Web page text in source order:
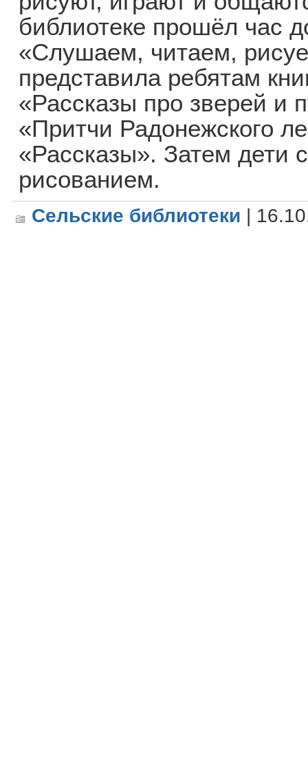
библиотеке прошёл час
«Слушаем, читаем,
представила ребятам
«Рассказы про зверей и
«Притчи Радонежского
«Рассказы». Затем дети
рисованием.
Сельские библиотеки |